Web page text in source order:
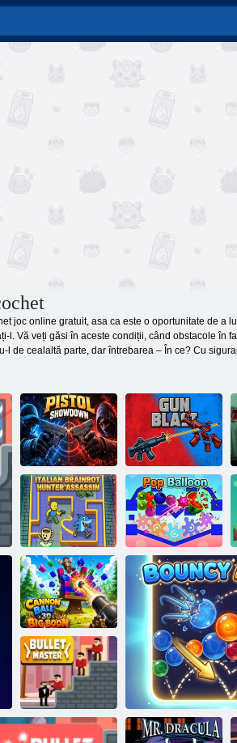
joc online gratuit, asa ca este o oportunitate de a
l. Vă veți găsi în aceste condiții, când obstacole în
l de cealaltă parte, dar întrebarea – În ce? Cu
Confruntare cu
Pistol
Gun Blast
Asasinul italian
Brainrot Hunter
Pop Balon
Cannon Ball 3D
Big Boom